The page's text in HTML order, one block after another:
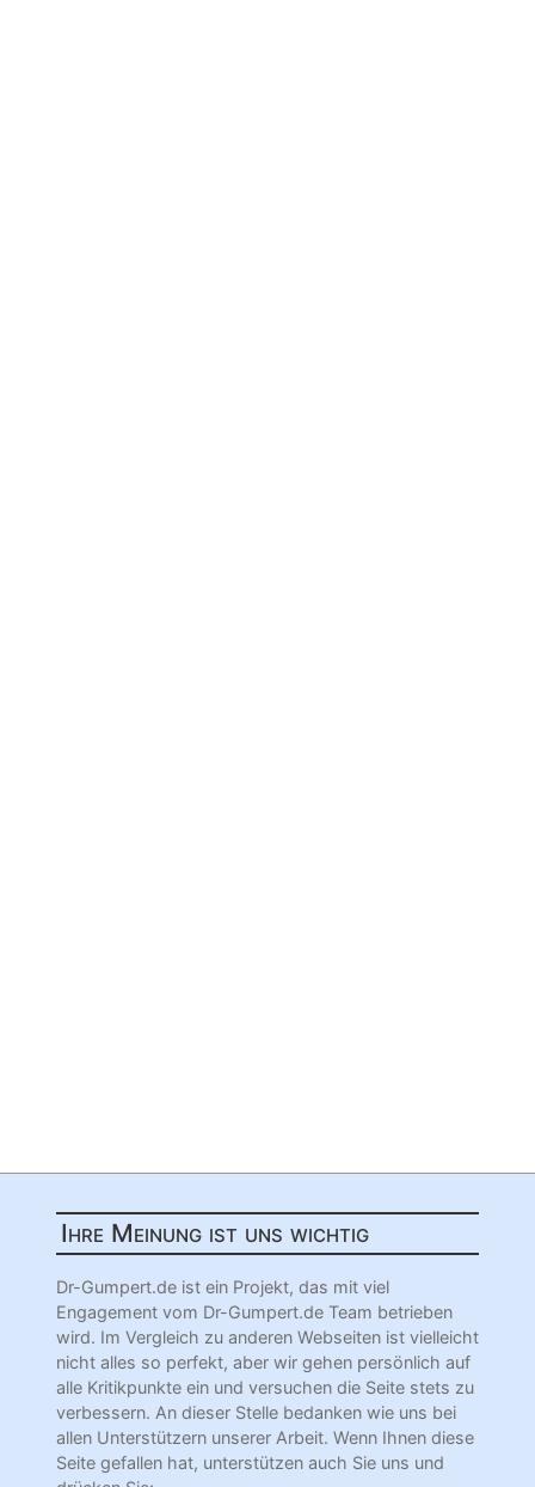
Ihre Meinung ist uns wichtig
Dr-Gumpert.de ist ein Projekt, das mit viel
Engagement vom Dr-Gumpert.de Team betrieben
wird. Im Vergleich zu anderen Webseiten ist vielleicht
nicht alles so perfekt, aber wir gehen persönlich auf
alle Kritikpunkte ein und versuchen die Seite stets zu
verbessern. An dieser Stelle bedanken wie uns bei
allen Unterstützern unserer Arbeit. Wenn Ihnen diese
Seite gefallen hat, unterstützen auch Sie uns und